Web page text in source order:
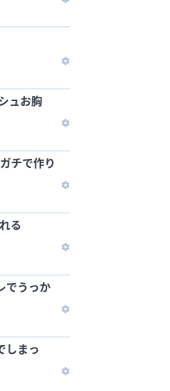
ュお胸
チで作り
る
でうっか
しまっ